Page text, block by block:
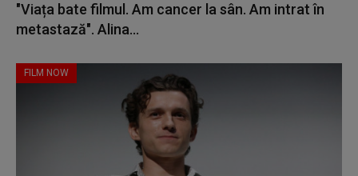
"Viața bate filmul. Am cancer la sân. Am intrat în
metastază". Alina...
FILM NOW